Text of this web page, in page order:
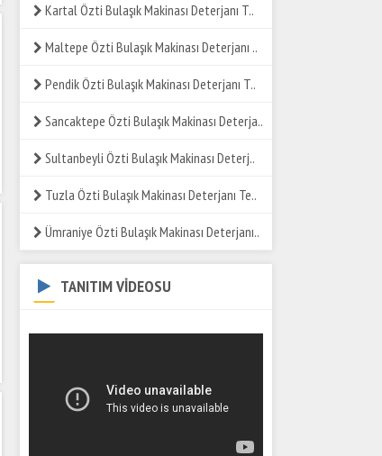
Kartal Özti Bulaşık Makinası Deterjanı T..
Maltepe Özti Bulaşık Makinası Deterjanı ..
Pendik Özti Bulaşık Makinası Deterjanı T..
Sancaktepe Özti Bulaşık Makinası Deterja..
Sultanbeyli Özti Bulaşık Makinası Deterj..
Tuzla Özti Bulaşık Makinası Deterjanı Te..
Ümraniye Özti Bulaşık Makinası Deterjanı..
TANITIM VİDEOSU